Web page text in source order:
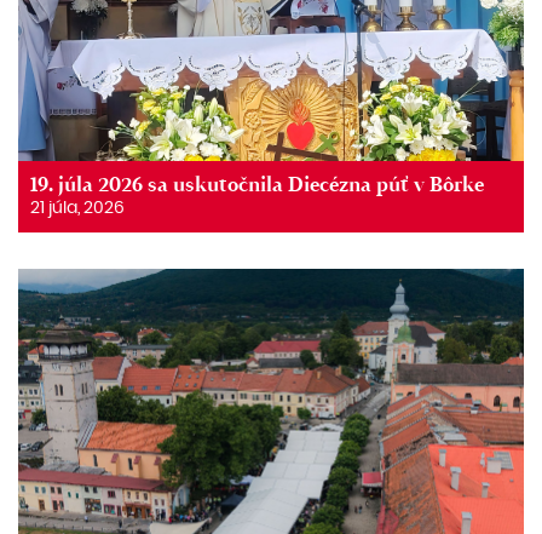
19. júla 2026 sa uskutočnila Diecézna púť v Bôrke
21 júla, 2026